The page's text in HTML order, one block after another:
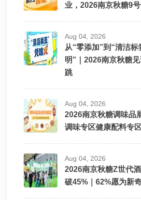
业，2026南京秋糖9
Aug 04, 2026
从“零添加”到“清洁
明”｜2026南京秋糖
跳
Aug 04, 2026
2026南京秋糖调味品
调味专区健康配料专
Aug 04, 2026
2026南京秋糖Z世代
破45%｜62%愿为新